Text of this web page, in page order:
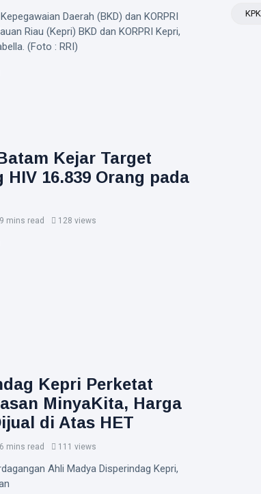
Daerah (BKD) dan KORPRI
Riau (Kepri) BKD dan KORPRI Kepri,
(Foto : RRI)
Kejar Target
HIV 16.839 Orang pada
9 mins read 128 views
Kepri Perketat
MinyaKita, Harga
di Atas HET
6 mins read 111 views
Ahli Madya Disperindag Kepri,
KPK